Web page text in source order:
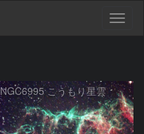
NGC6995 こうもり星雲